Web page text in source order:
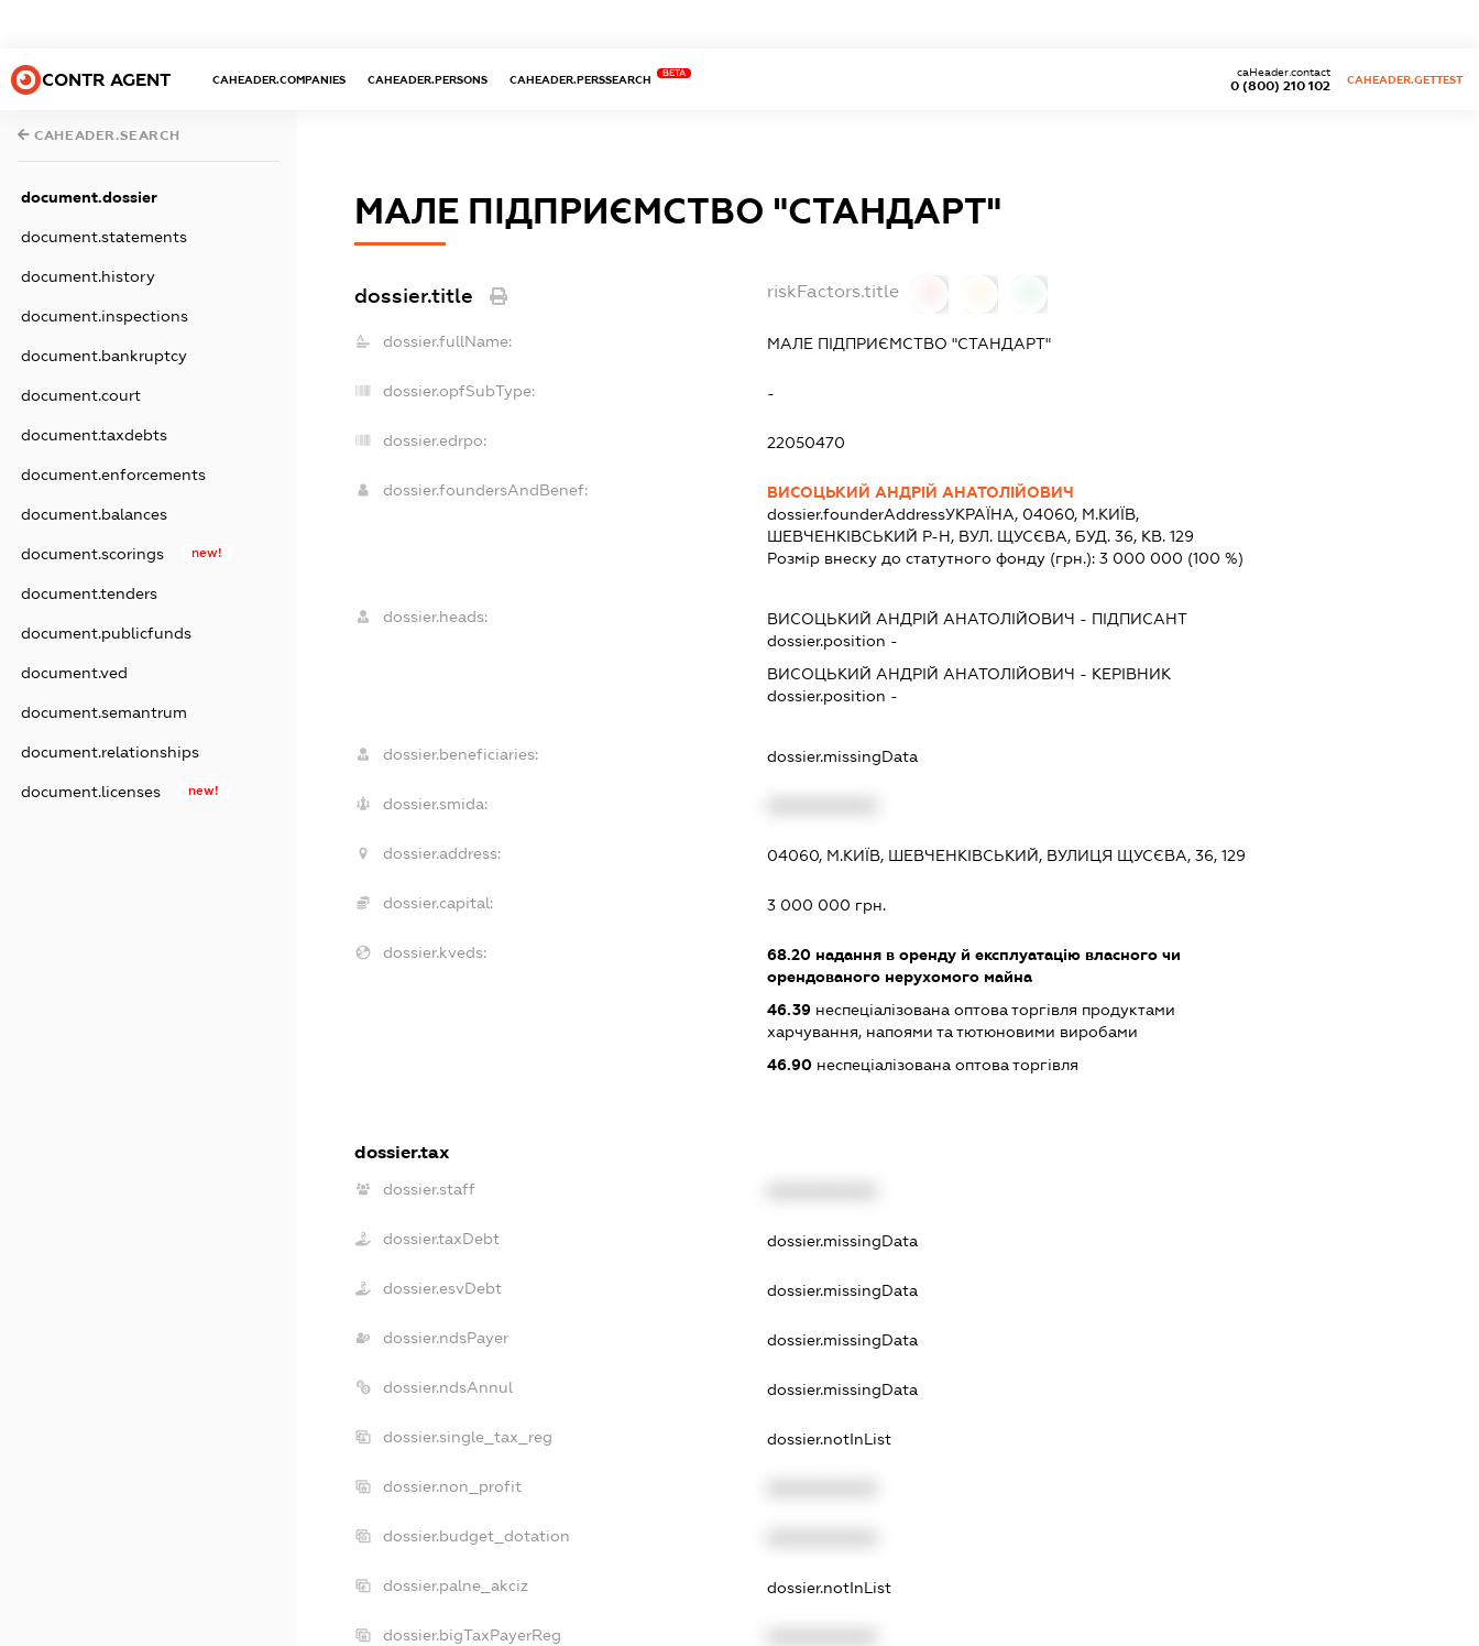
CONTR AGENT CAHEADER.COMPANIES CAHEADER.PERSONS CAHEADER.PERSSEARCH
BETA
0 (800) 210 102
caHeader.contact
CAHEADER.GETTEST
CAHEADER.SEARCH
document.dossier
document.statements
document.history
document.inspections
document.bankruptcy
document.court
document.taxdebts
document.enforcements
document.balances
document.scorings new!
document.tenders
document.publicfunds
document.ved
document.semantrum
document.relationships
document.licenses new!
МАЛЕ ПІДПРИЄМСТВО "СТАНДАРТ"
dossier.title riskFactors.title
dossier.fullName: МАЛЕ ПІДПРИЄМСТВО "СТАНДАРТ"
dossier.opfSubType: -
dossier.edrpo: 22050470
dossier.foundersAndBenef:
ВИСОЦЬКИЙ АНДРІЙ АНАТОЛІЙОВИЧ
dossier.founderAddressУКРАЇНА, 04060, М.КИЇВ,
ШЕВЧЕНКІВСЬКИЙ Р-Н, ВУЛ. ЩУСЄВА, БУД. 36, КВ. 129
Розмір внеску до статутного фонду (грн.):3 000 000 (100 %)
dossier.heads: ВИСОЦЬКИЙ АНДРІЙ АНАТОЛІЙОВИЧ - ПІДПИСАНТ
dossier.position -
ВИСОЦЬКИЙ АНДРІЙ АНАТОЛІЙОВИЧ - КЕРІВНИК
dossier.position -
dossier.beneficiaries: dossier.missingData
dossier.smida:
dossier.address: 04060, М.КИЇВ, ШЕВЧЕНКІВСЬКИЙ, ВУЛИЦЯ ЩУСЄВА, 36, 129
dossier.capital: 3 000 000 грн.
dossier.kveds: 68.20 надання в оренду й експлуатацію власного чи
орендованого нерухомого майна
46.39 неспеціалізована оптова торгівля продуктами
харчування, напоями та тютюновими виробами
46.90 неспеціалізована оптова торгівля
dossier.tax
dossier.staff
dossier.taxDebt dossier.missingData
dossier.esvDebt dossier.missingData
dossier.ndsPayer dossier.missingData
dossier.ndsAnnul dossier.missingData
dossier.single_tax_reg dossier.notInList
dossier.non_profit
dossier.budget_dotation
dossier.palne_akciz dossier.notInList
dossier.bigTaxPayerReg